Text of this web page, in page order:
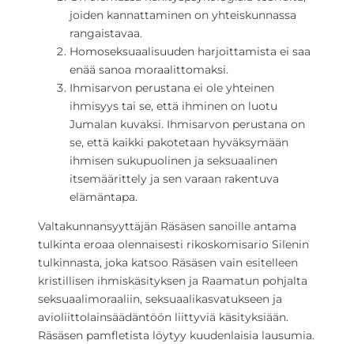
joiden kannattaminen on yhteiskunnassa
rangaistavaa.
Homoseksuaalisuuden harjoittamista ei saa
enää sanoa moraalittomaksi.
Ihmisarvon perustana ei ole yhteinen
ihmisyys tai se, että ihminen on luotu
Jumalan kuvaksi. Ihmisarvon perustana on
se, että kaikki pakotetaan hyväksymään
ihmisen sukupuolinen ja seksuaalinen
itsemäärittely ja sen varaan rakentuva
elämäntapa.
Valtakunnansyyttäjän Räsäsen sanoille antama
tulkinta eroaa olennaisesti rikoskomisario Silenin
tulkinnasta, joka katsoo Räsäsen vain esitelleen
kristillisen ihmiskäsityksen ja Raamatun pohjalta
seksuaalimoraaliin, seksuaalikasvatukseen ja
avioliittolainsäädäntöön liittyviä käsityksiään.
Räsäsen pamfletista löytyy kuudenlaisia lausumia.